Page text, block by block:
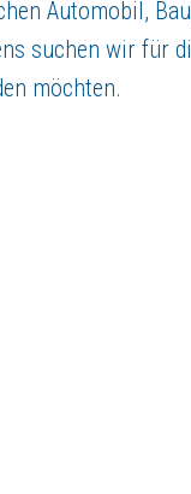
Automobil,
suchen wir für
möchten.